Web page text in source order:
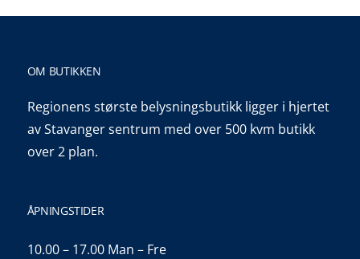
OM BUTIKKEN
Regionens største belysningsbutikk ligger i hjertet
av Stavanger sentrum med over 500 kvm butikk
over 2 plan.
ÅPNINGSTIDER
10.00 – 17.00 Man – Fre